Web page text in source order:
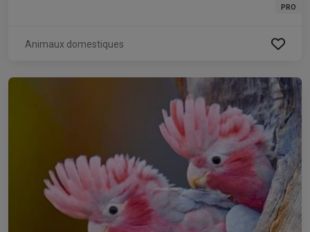
PRO
Animaux domestiques